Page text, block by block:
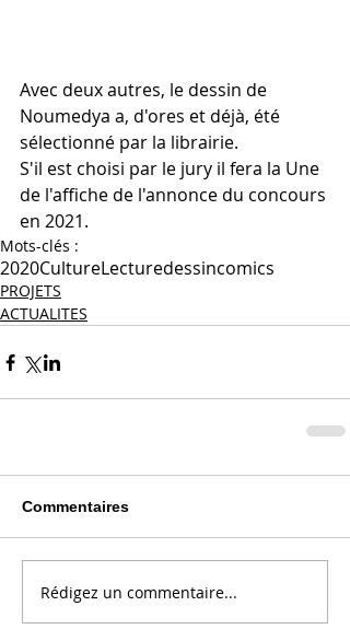
Avec deux autres, le dessin de
Noumedya a, d'ores et déjà, été
sélectionné par la librairie.
S'il est choisi par le jury il fera la Une
de l'affiche de l'annonce du concours
en 2021.
Mots-clés :
2020CultureLecturedessincomics
PROJETS
ACTUALITES
Commentaires
Rédigez un commentaire...